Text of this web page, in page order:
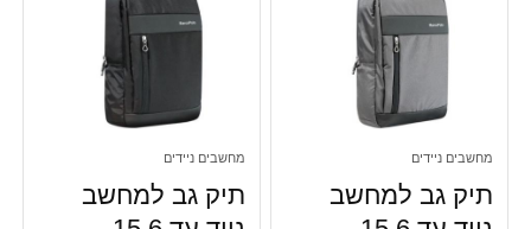
מחשבים ניידים
תיק גב למחשב
מחשבים ניידים
תיק גב למחשב